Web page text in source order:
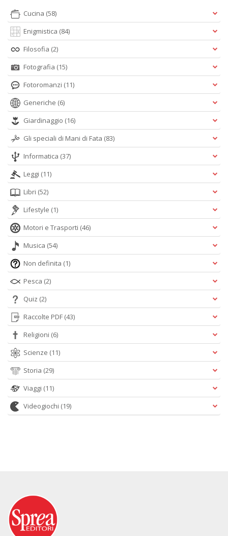
Cucina (58)
Enigmistica (84)
Filosofia (2)
Fotografia (15)
Fotoromanzi (11)
Generiche (6)
Giardinaggio (16)
Gli speciali di Mani di Fata (83)
Informatica (37)
Leggi (11)
Libri (52)
Lifestyle (1)
Motori e Trasporti (46)
Musica (54)
Non definita (1)
Pesca (2)
Quiz (2)
Raccolte PDF (43)
Religioni (6)
Scienze (11)
Storia (29)
Viaggi (11)
Videogiochi (19)